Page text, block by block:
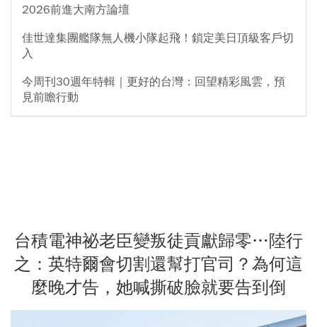
2026前進大南方論壇
佳世達集團艦隊無人機小隊起飛！鎖定美日頂級客戶切
入
今周刊30週年特輯｜更好的台灣：回望精彩風雲，預
見前瞻行動
台積電神祕老臣變叛徒貢獻歸零…陸行
之：英特爾會切割還幫打官司？為何這
麼晚才告，她喊撕破臉就要告到倒